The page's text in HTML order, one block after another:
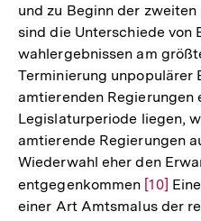
und zu Beginn der
sind die Unterschiede von
wahlergebnissen am
Terminierung unpopulärer
amtierenden
Legislaturperiode liegen,
amtierende Regierungen
Wiederwahl eher den
entgegenkommen Zur
[10]
einer Art Amtsmalus der